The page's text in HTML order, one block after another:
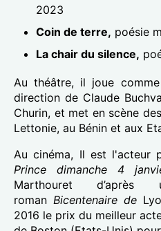
2023
Coin de terre, poésie
La chair du silence,
Au théâtre, il joue
direction de Claude
Churin, et met en scène
Lettonie, au Bénin et aux
Au cinéma, Il est l'acteur
Prince dimanche 4
Marthouret
roman Bicentenaire de
2016 le prix du meilleur